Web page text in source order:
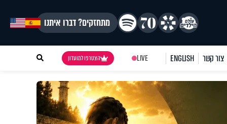
מתחזקים? דברו איתנו
צור קשר ENGLISH
LIVE הצטרפו למועדון